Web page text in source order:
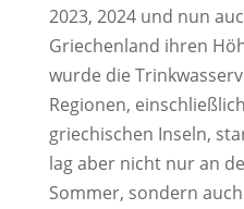
2023, 2024 und nun
Griechenland ihren
wurde die
Regionen,
griechischen Inseln,
lag aber nicht nur an
Sommer, sondern